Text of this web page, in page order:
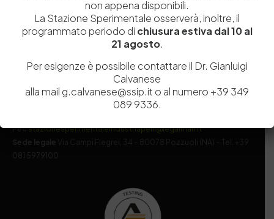
Codice fiscale e Partita Iva
07936981211
Iscrizione REA
NA 920756
Codice di iscrizione all’Anagrafe Nazionale delle Ricerche del
Pecstazionesperimentaleindustriapelli@legalmail.it
081 5979100
non appena disponibili.
La Stazione Sperimentale osserverà, inoltre, il
programmato periodo di chiusura estiva dal 10 al
21 agosto.
Per esigenze è possibile contattare il Dr. Gianluigi
Calvanese
alla mail g.calvanese@ssip.it o al numero +39 349
089 9336.